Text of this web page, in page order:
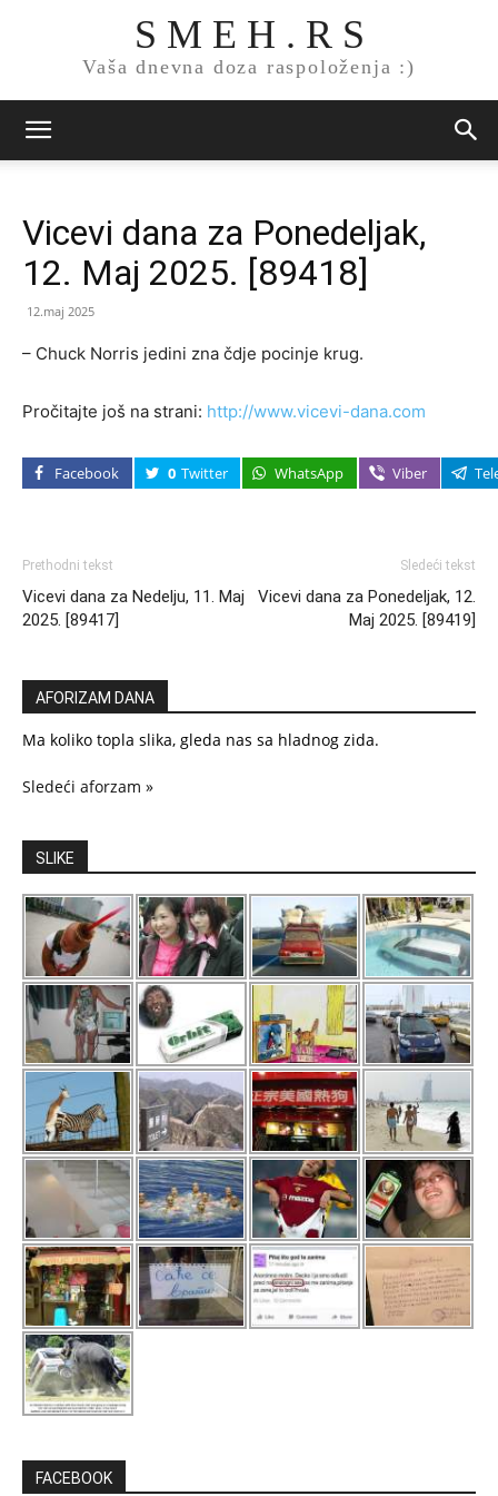
S M E H . R S
Vaša dnevna doza raspoloženja :)
Vicevi dana za Ponedeljak,
12. Maj 2025. [89418]
12.maj 2025
– Chuck Norris jedini zna čdje pocinje krug.
Pročitajte još na strani: http://www.vicevi-dana.com
Facebook 0 Twitter WhatsApp Viber
Prethodni tekst
Vicevi dana za Nedelju, 11. Maj
2025. [89417]
Sledeći tekst
Vicevi dana za Ponedeljak, 12.
Maj 2025. [89419]
AFORIZAM DANA
Ma koliko topla slika, gleda nas sa hladnog zida.
Sledeći aforzam »
SLIKE
FACEBOOK